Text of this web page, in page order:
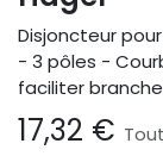
Disjoncteur
- 3 pôles -
faciliter
17,32 €